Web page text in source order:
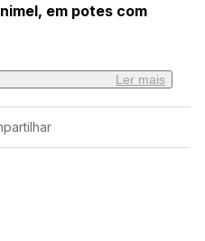
em potes com
Ler mais